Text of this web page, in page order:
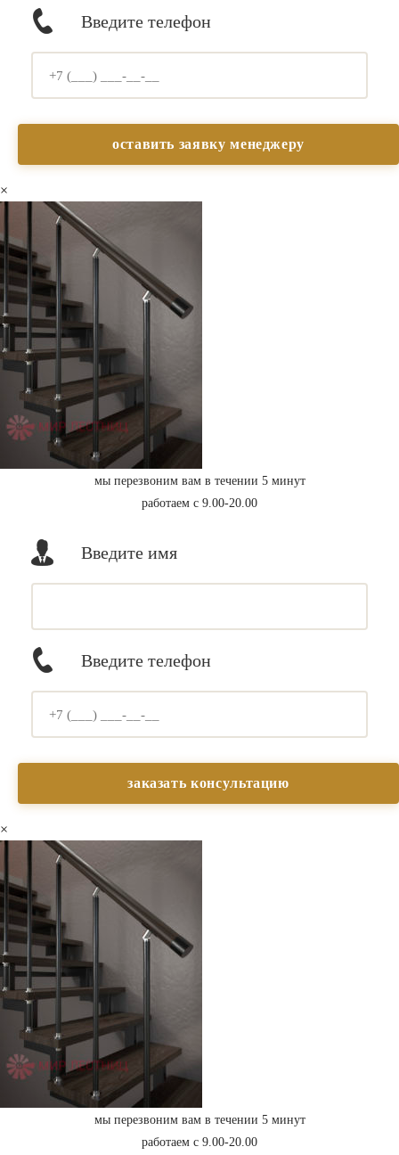
Введите телефон
×
мы перезвоним вам в течении 5 минут
работаем с 9.00-20.00
Введите имя
Введите телефон
×
мы перезвоним вам в течении 5 минут
работаем с 9.00-20.00